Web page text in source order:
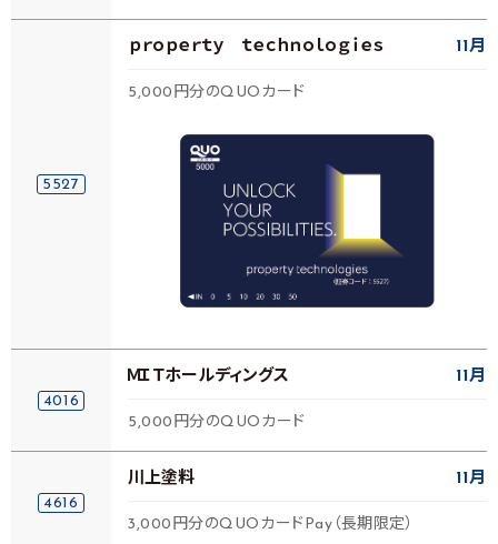
5527
ｐｒｏｐｅｒｔｙ ｔｅｃｈｎｏｌｏｇｉｅｓ 11月
5,000円分のQUOカード
4016
ＭＩＴホールディングス 11月
5,000円分のQUOカード
4616
川上塗料 11月
3,000円分のQUOカードPay（長期限定）